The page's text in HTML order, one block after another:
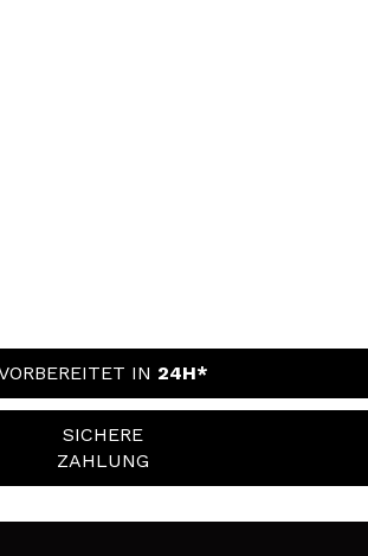
IN 24H*
SICHERE
ZAHLUNG